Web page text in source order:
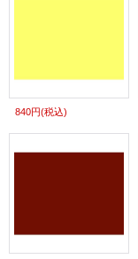
840円(税込)